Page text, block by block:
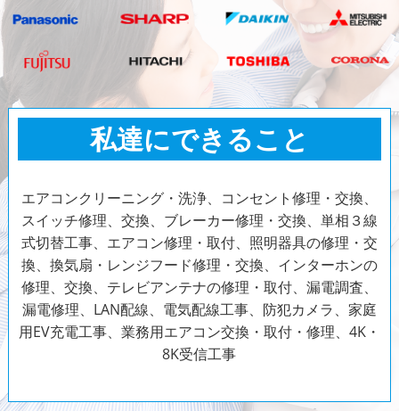
私達にできること
エアコンクリーニング・洗浄、コンセント修理・交換、
スイッチ修理、交換、ブレーカー修理・交換、単相３線
式切替工事、エアコン修理・取付、照明器具の修理・交
換、換気扇・レンジフード修理・交換、インターホンの
修理、交換、テレビアンテナの修理・取付、漏電調査、
漏電修理、LAN配線、電気配線工事、防犯カメラ、家庭
用EV充電工事、業務用エアコン交換・取付・修理、4K・
8K受信工事